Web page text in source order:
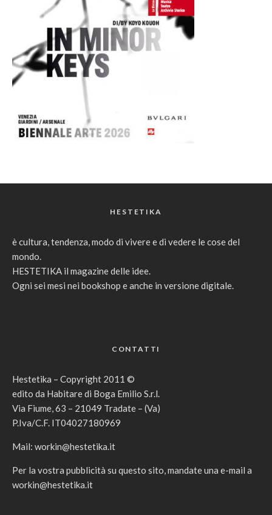
HESTETIKA
è cultura, tendenza, modo di vivere e di vedere le cose del
mondo.
HESTETIKA il magazine delle idee.
Ogni sei mesi nei bookshop e anche in versione digitale.
CONTATTI
Hestetika – Copyright 2011 ©
edito da Habitare di Boga Emilio S.r.l.
Via Fiume, 63 – 21049 Tradate – (Va)
P.Iva/C.F. IT04027180969
Mail: workin@hestetika.it
Per la vostra pubblicità su questo sito, mandate una e-mail a
workin@hestetika.it